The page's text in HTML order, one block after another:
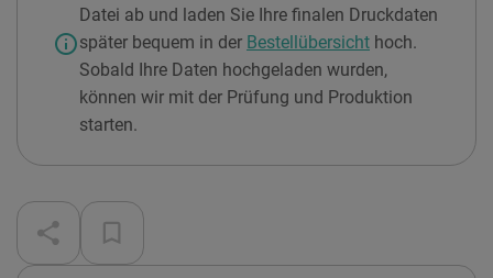
info
Datei ab und laden Sie Ihre finalen Druckdaten
später bequem in der Bestellübersicht hoch.
Sobald Ihre Daten hochgeladen wurden,
können wir mit der Prüfung und Produktion
starten.